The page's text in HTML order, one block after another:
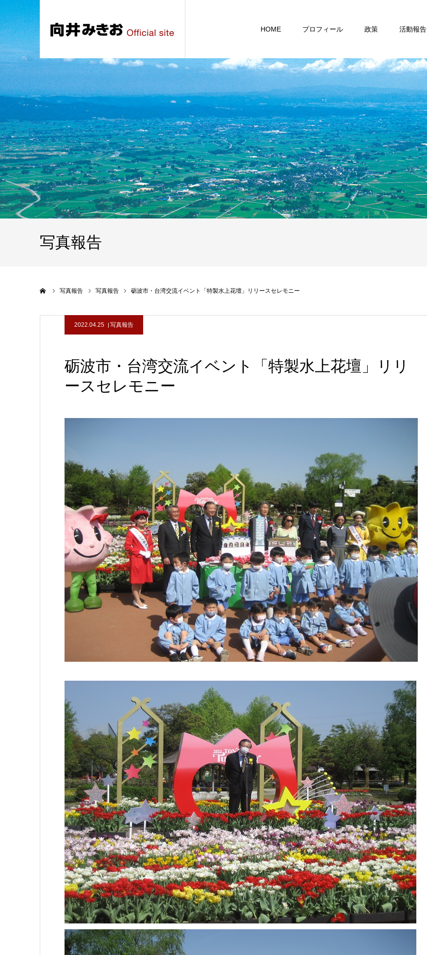
HOME プロフィール 政策 活動報告
写真報告
写真報告 写真報告 砺波市・台湾交流イベント「特製水上花壇」リリースセレモニー
2022.04.25 写真報告
砺波市・台湾交流イベント「特製水上花壇」リリ
ースセレモニー